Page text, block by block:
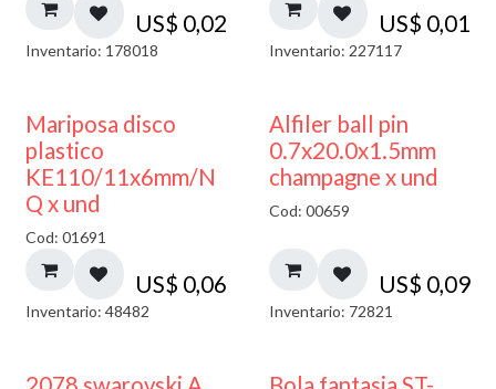
US$ 0,02
Inventario: 178018
US$ 0,01
Inventario: 227117
Mariposa disco
plastico
KE110/11x6mm/N
Q x und
Cod: 01691
US$ 0,06
Inventario: 48482
Alfiler ball pin
0.7x20.0x1.5mm
champagne x und
Cod: 00659
US$ 0,09
Inventario: 72821